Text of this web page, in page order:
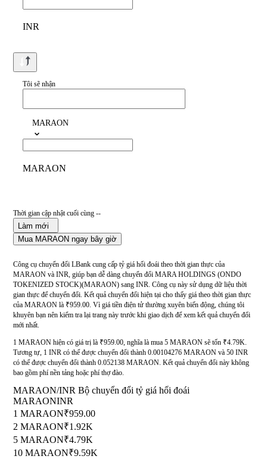
INR
Tôi sẽ nhận
MARAON
MARAON
Thời gian cập nhật cuối cùng --
Làm mới
Mua MARAON ngay bây giờ
Công cụ chuyển đổi LBank cung cấp tỷ giá hối đoái theo thời gian thực của
MARAON và INR, giúp bạn dễ dàng chuyển đổi MARA HOLDINGS (ONDO
TOKENIZED STOCK)(MARAON) sang INR. Công cụ này sử dụng dữ liệu thời
gian thực để chuyển đổi. Kết quả chuyển đổi hiện tại cho thấy giá theo thời gian thực
của MARAON là ₹959.00. Vì giá tiền điện tử thường xuyên biến động, chúng tôi
khuyên bạn nên kiểm tra lại trang này trước khi giao dịch để xem kết quả chuyển đổi
mới nhất.
1 MARAON hiện có giá trị là ₹959.00, nghĩa là mua 5 MARAON sẽ tốn ₹4.79K.
Tương tự, 1 INR có thể được chuyển đổi thành 0.00104276 MARAON và 50 INR
có thể được chuyển đổi thành 0.052138 MARAON. Kết quả chuyển đổi này không
bao gồm phí nền tảng hoặc phí thợ đào.
MARAON/INR Bộ chuyển đổi tỷ giá hối đoái
MARAONINR
1 MARAON₹959.00
2 MARAON₹1.92K
5 MARAON₹4.79K
10 MARAON₹9.59K